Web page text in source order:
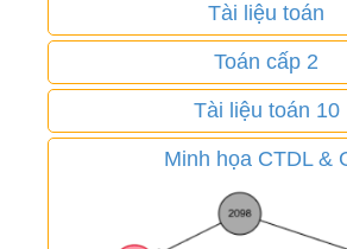
Tài liệu toán
Toán cấp 2
Tài liệu toán 10
Minh họa CTDL &